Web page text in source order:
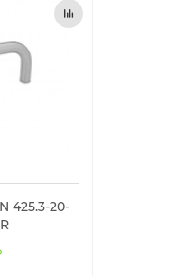
425.3-20-